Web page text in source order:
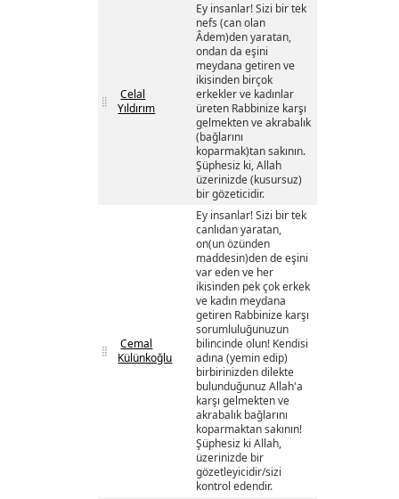
Celal
Yıldırım
Ey insanlar! Sizi bir tek
nefs (can olan
Âdem)den yaratan,
ondan da eşini
meydana getiren ve
ikisinden birçok
erkekler ve kadınlar
üreten Rabbinize karşı
gelmekten ve akrabalık
(bağlarını
koparmak)tan sakının.
Şüphesiz ki, Allah
üzerinizde (kusursuz)
bir gözeticidir.
Cemal
Külünkoğlu
Ey insanlar! Sizi bir tek
canlıdan yaratan,
on(un özünden
maddesin)den de eşini
var eden ve her
ikisinden pek çok erkek
ve kadın meydana
getiren Rabbinize karşı
sorumluluğunuzun
bilincinde olun! Kendisi
adına (yemin edip)
birbirinizden dilekte
bulunduğunuz Allah'a
karşı gelmekten ve
akrabalık bağlarını
koparmaktan sakının!
Şüphesiz ki Allah,
üzerinizde bir
gözetleyicidir/sizi
kontrol edendir.